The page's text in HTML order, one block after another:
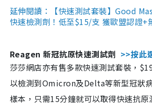
延伸閱讀：【快速測試套裝】Good
快速檢測劑！低至$15/支 獲歐盟認證+
Reagen 新冠抗原快速測試劑 >>按此
莎莎網店亦有售多款快速測試套裝，
以檢測到Omicron及Delta等新型冠狀
樣本，只需15分鐘就可以取得快速抗